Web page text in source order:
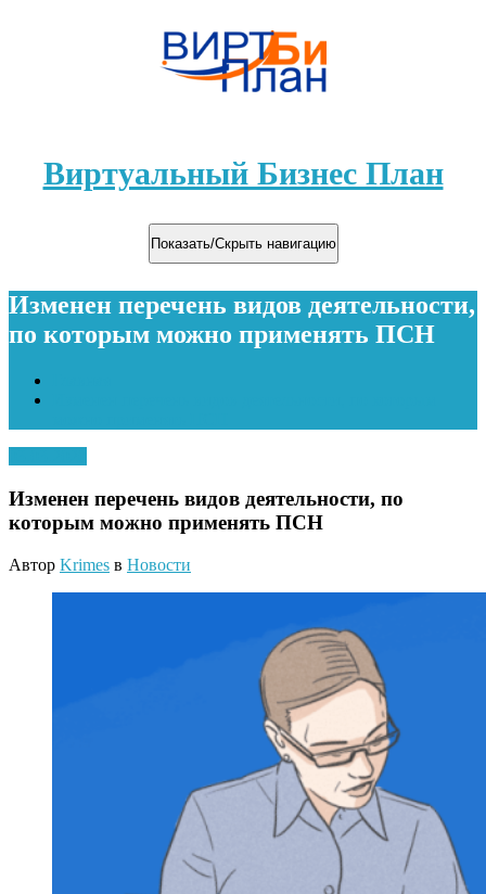
Виртуальный Бизнес План
Показать/Скрыть навигацию
Изменен перечень видов деятельности,
по которым можно применять ПСН
Изменен перечень видов деятельности, по
которым можно применять ПСН
Автор Krimes в Новости